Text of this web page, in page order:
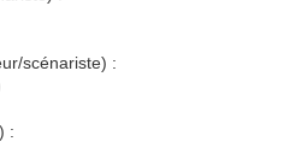
scénariste) :
: